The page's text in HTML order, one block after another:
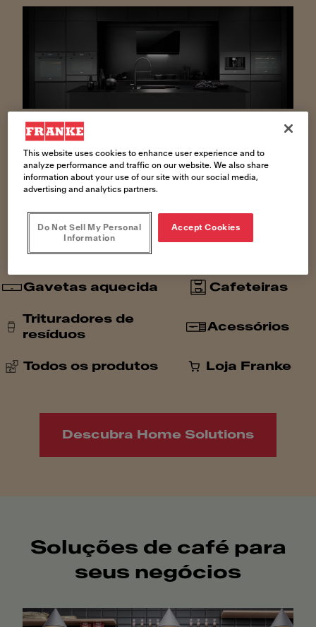
Cooktop Extractores
Fornos Coifas
Microondas
Gavetas aquecida Cafeteiras
Trituradores de
resíduos
Acessórios
Todos os produtos Loja Franke
Descubra Home Solutions
Soluções de café para
seus negócios​
This website uses cookies to enhance user experience and to
analyze performance and traffic on our website. We also share
information about your use of our site with our social media,
advertising and analytics partners.
Do Not Sell My Personal
Information
Accept Cookies